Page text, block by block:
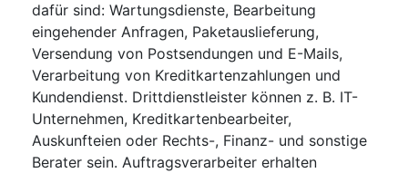
dafür sind: Wartungsdienste, Bearbeitung
eingehender Anfragen, Paketauslieferung,
Versendung von Postsendungen und E-Mails,
Verarbeitung von Kreditkartenzahlungen und
Kundendienst. Drittdienstleister können z. B. IT-
Unternehmen, Kreditkartenbearbeiter,
Auskunfteien oder Rechts-, Finanz- und sonstige
Berater sein. Auftragsverarbeiter erhalten